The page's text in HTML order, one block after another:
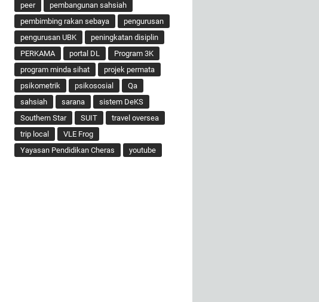
peer
pembangunan sahsiah
pembimbing rakan sebaya
pengurusan
pengurusan UBK
peningkatan disiplin
PERKAMA
portal DL
Program 3K
program minda sihat
projek permata
psikometrik
psikososial
Qa
sahsiah
sarana
sistem DeKS
Southern Star
SUIT
travel oversea
trip local
VLE Frog
Yayasan Pendidikan Cheras
youtube